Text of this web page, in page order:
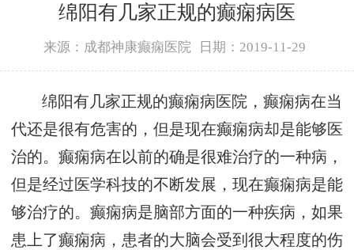
绵阳有几家正规的癫痫病医
来源：成都神康癫痫医院 日期：2019-11-29
绵阳有几家正规的癫痫病医院，癫痫病在当
代还是很有危害的，但是现在癫痫病却是能够医
治的。癫痫病在以前的确是很难治疗的一种病，
但是经过医学科技的不断发展，现在癫痫病是能
够治疗的。癫痫病是脑部方面的一种疾病，如果
患上了癫痫病，患者的大脑会受到很大程度的伤